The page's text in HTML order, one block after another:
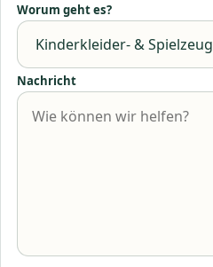
Worum geht es?
Nachricht